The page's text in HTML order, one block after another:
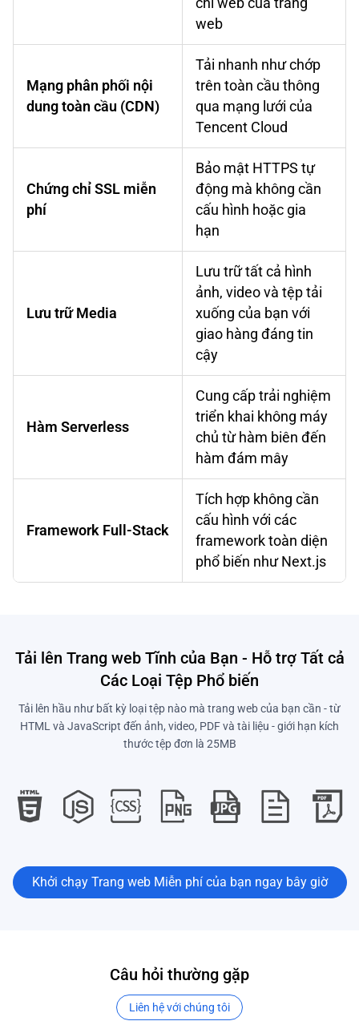
web
Mạng phân phối nội
dung toàn cầu (CDN)
Tải nhanh như chớp
trên toàn cầu thông
qua mạng lưới của
Tencent Cloud
Chứng chỉ SSL miễn
phí
Bảo mật HTTPS tự
động mà không cần
cấu hình hoặc gia
hạn
Lưu trữ Media
Lưu trữ tất cả hình
ảnh, video và tệp tải
xuống của bạn với
giao hàng đáng tin
cậy
Hàm Serverless
Cung cấp trải nghiệm
triển khai không máy
chủ từ hàm biên đến
hàm đám mây
Framework Full-Stack
Tích hợp không cần
cấu hình với các
framework toàn diện
phổ biến như Next.js
Tải lên Trang web Tĩnh của Bạn - Hỗ trợ Tất cả
Các Loại Tệp Phổ biến
Tải lên hầu như bất kỳ loại tệp nào mà trang web của bạn cần - từ
HTML và JavaScript đến ảnh, video, PDF và tài liệu - giới hạn kích
thước tệp đơn là 25MB
Khởi chạy Trang web Miễn phí của bạn ngay bây giờ
Câu hỏi thường gặp
Liên hệ với chúng tôi